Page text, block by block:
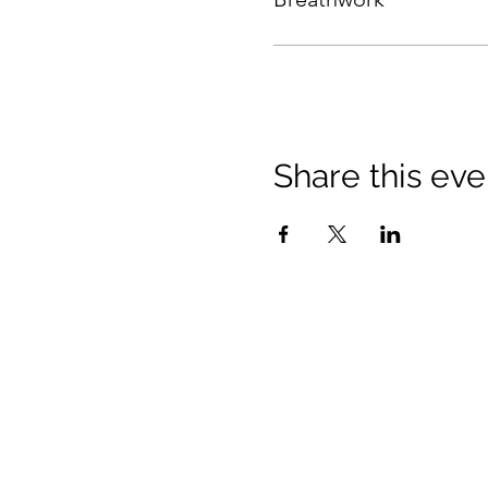
Share this